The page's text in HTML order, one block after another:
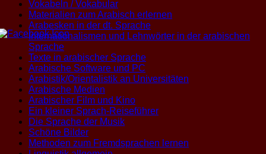
Vokabeln / Vokabular
Materialien zum Arabisch erlernen
Arabesken in der dt. Sprache
Internationalismen und Lehnwörter in der arabischen
Sprache
Texte in arabischer Sprache
Arabische Software und PC
Arabistik/Orientalistik an Universitäten
Arabische Medien
Arabischer Film und Kino
Ein kleiner Sprach-Reiseführer
Die Sprache der Musik
Schöne Bilder
Methoden zum Fremdsprachen lernen